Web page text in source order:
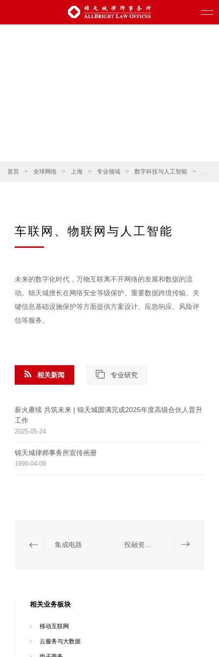
首页 > 全球网络 > 上海 > 专业领域 > 数字科技与人工智能 > 车联
车联网、物联网与人工智能
未来的数字化时代，万物互联离不开网络的发展和数据的流
动。锦天城擅长在网络安全等级保护、重要数据跨境传输、关
键信息基础设施保护等方面提供方案设计、应急响应、风险评
估等服务。
相关新闻
薪火赓续 共筑未来 | 锦天城圆满完成2025年度高级合伙人晋升
工作
2025-05-24
锦天城律师事务所宣传画册
1999-04-09
专业研究
集成电路
相关业务板块
移动互联网
云服务与大数据